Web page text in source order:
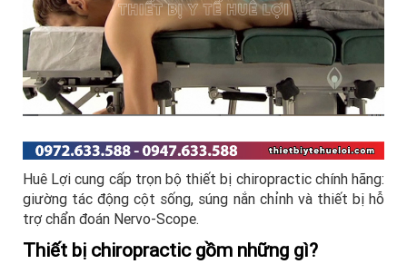
Huê Lợi cung cấp trọn bộ thiết bị chiropractic chính hãng:
giường tác động cột sống, súng nắn chỉnh và thiết bị hỗ
trợ chẩn đoán Nervo-Scope.
Thiết bị chiropractic gồm những gì?